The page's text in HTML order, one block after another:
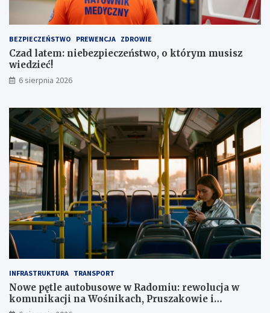
a
,
1
m
l
ł
BEZPIECZEŃSTWO PREWENCJA ZDROWIE
Czad latem: niebezpieczeństwo, o którym musisz
wiedzieć!
6 sierpnia 2026
INFRASTRUKTURA TRANSPORT
Nowe pętle autobusowe w Radomiu: rewolucja w
komunikacji na Wośnikach, Pruszakowie i
Zamłyniu